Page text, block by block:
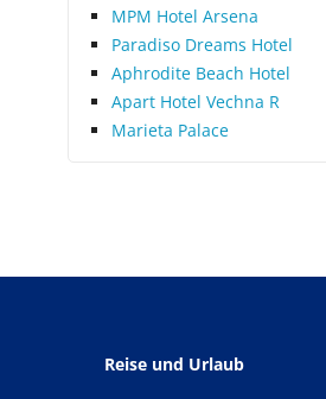
MPM Hotel Arsena
Paradiso Dreams Hotel
Aphrodite Beach Hotel
Apart Hotel Vechna R
Marieta Palace
Reise und Urlaub